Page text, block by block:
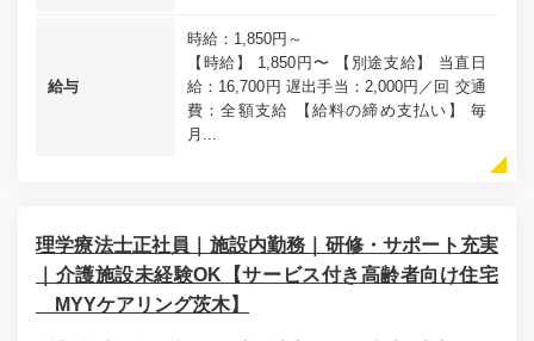
給与
時給：1,850円～
【時給】 1,850円〜 【別途支給】 当直日
給：16,700円 遅出手当：2,000円／回 交通
費：全額支給 【給料の締め支払い】 毎
月...
理学療法士正社員｜施設内勤務｜研修・サポート充実
｜介護施設未経験OK【サービス付き高齢者向け住宅
MYYケアリング茨木】